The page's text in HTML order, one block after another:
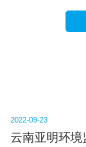
2022-09-23